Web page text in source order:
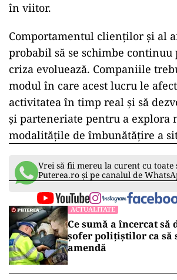
în viitor.
Comportamentul clienților și al
probabil să se schimbe continuu
criza evoluează. Companiile
modul în care acest lucru le
activitatea în timp real și să
și parteneriate pentru a explora
modalitățile de îmbunătățire a
Vrei să fii mereu la curent cu toate
Puterea.ro și pe canalul de
ACTUALITATE
Ce sumă a încercat să
șofer polițiștilor ca să
amendă